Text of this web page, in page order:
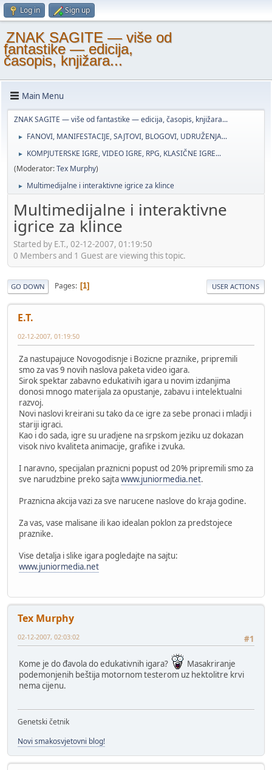
Log in Sign up
ZNAK SAGITE — više od
fantastike — edicija,
časopis, knjižara...
Main Menu
ZNAK SAGITE — više od fantastike — edicija, časopis, knjižara...
► FANOVI, MANIFESTACIJE, SAJTOVI, BLOGOVI, UDRUŽENJA...
►
KOMPJUTERSKE IGRE, VIDEO IGRE, RPG, KLASIČNE IGRE...
(Moderator:Tex Murphy)
► Multimedijalne i interaktivne igrice za klince
Multimedijalne i interaktivne
igrice za klince
Started by E.T., 02-12-2007, 01:19:50
0 Members and 1 Guest are viewing this topic.
GO DOWN Pages 1 USER ACTIONS
E.T.
02-12-2007, 01:19:50
Za nastupajuce Novogodisnje i Bozicne praznike, pripremili
smo za vas 9 novih naslova paketa video igara.
Sirok spektar zabavno edukativih igara u novim izdanjima
donosi mnogo materijala za opustanje, zabavu i intelektualni
razvoj.
Novi naslovi kreirani su tako da ce igre za sebe pronaci i mladji i
stariji igraci.
Kao i do sada, igre su uradjene na srpskom jeziku uz dokazan
visok nivo kvaliteta animacije, grafike i zvuka.
I naravno, specijalan praznicni popust od 20% pripremili smo za
sve narudzbine preko sajtawww.juniormedia.net.
Praznicna akcija vazi za sve narucene naslove do kraja godine.
Za vas, vase malisane ili kao idealan poklon za predstojece
praznike.
Vise detalja i slike igara pogledajte na sajtu:
www.juniormedia.net
Tex Murphy
#1
02-12-2007, 02:03:02
Kome je do đavola do edukativnih igara?
Masakriranje
podemonjenih beštija motornom testerom uz hektolitre krvi
nema cijenu.
Genetski četnik
Novi smakosvjetovni blog!